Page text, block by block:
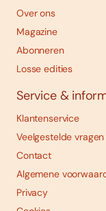
Over ons
Magazine
Abonneren
Losse edities
Service &
Klantenservice
Veelgestelde vragen
Contact
Algemene
Privacy